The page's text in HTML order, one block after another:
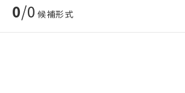
0/0 候補形式